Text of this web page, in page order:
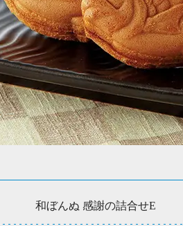
和ぼんぬ 感謝の詰合せE